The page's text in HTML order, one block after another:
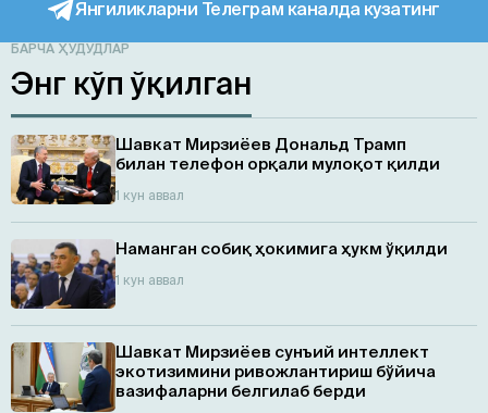
Янгиликларни Телеграм каналда кузатинг
БАРЧА ҲУДУДЛАР
Энг кўп ўқилган
Шавкат Мирзиёев Дональд Трамп
билан телефон орқали мулоқот қилди
1 кун аввал
Наманган собиқ ҳокимига ҳукм ўқилди
1 кун аввал
Шавкат Мирзиёев сунъий интеллект
экотизимини ривожлантириш бўйича
вазифаларни белгилаб берди